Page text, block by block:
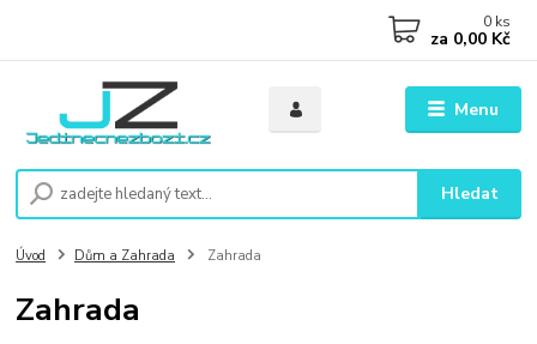
Menu
Hledat
0 ks
za 0,00 Kč
Úvod Dům a Zahrada Zahrada
Zahrada